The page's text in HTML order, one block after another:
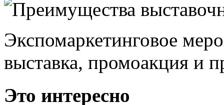
Экспомаркетинговое
выставка, промоакция и
Это интересно